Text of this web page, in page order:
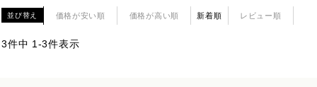
並び替え 価格が安い順 価格が高い順 新着順 レビュー順
3件中 1 -3件表示